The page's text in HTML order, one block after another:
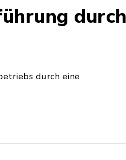
durch
durch eine